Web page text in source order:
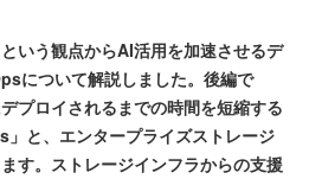
いう観点からAI活用を加速させるデ
について解説しました。後編で
プロイされるまでの時間を短縮する
と、エンタープライズストレージ
す。ストレージインフラからの支援